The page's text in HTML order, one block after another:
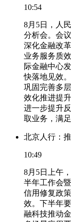
10:54
8月5日，人
分析会。会
深化金融改
业务服务质
际金融中心
快落地见效
巩固完善多
效化推进提
进一步提升
取业务，满
北京人行：
10:49
8月5日上午
半年工作会
信用修复政
效。下半年
融科技推动